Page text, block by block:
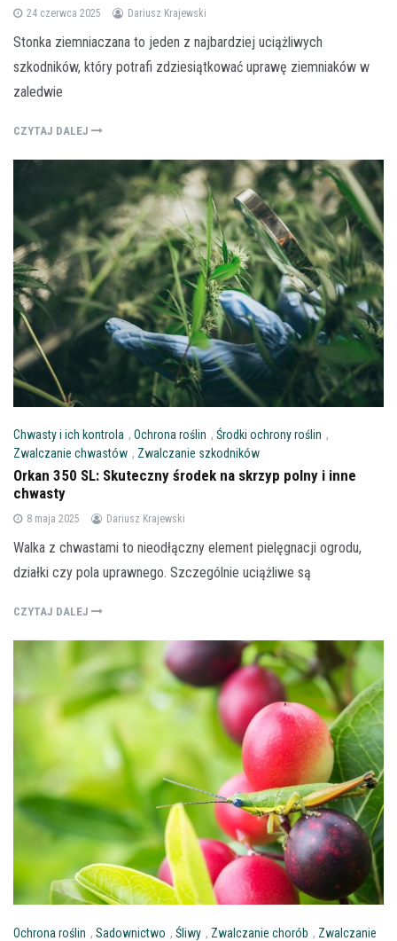
24 czerwca 2025 Dariusz Krajewski
Stonka ziemniaczana to jeden z najbardziej uciążliwych
szkodników, który potrafi zdziesiątkować uprawę ziemniaków w
zaledwie
CZYTAJ DALEJ
Chwasty i ich kontrola , Ochrona roślin , Środki ochrony roślin ,
Zwalczanie chwastów , Zwalczanie szkodników
Orkan 350 SL: Skuteczny środek na skrzyp polny i inne
chwasty
8 maja 2025 Dariusz Krajewski
Walka z chwastami to nieodłączny element pielęgnacji ogrodu,
działki czy pola uprawnego. Szczególnie uciążliwe są
CZYTAJ DALEJ
Ochrona roślin , Sadownictwo , Śliwy , Zwalczanie chorób , Zwalczanie